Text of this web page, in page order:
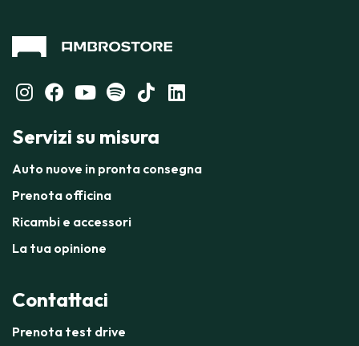
Servizi su misura
Auto nuove in pronta consegna
Prenota officina
Ricambi e accessori
La tua opinione
Contattaci
Prenota test drive